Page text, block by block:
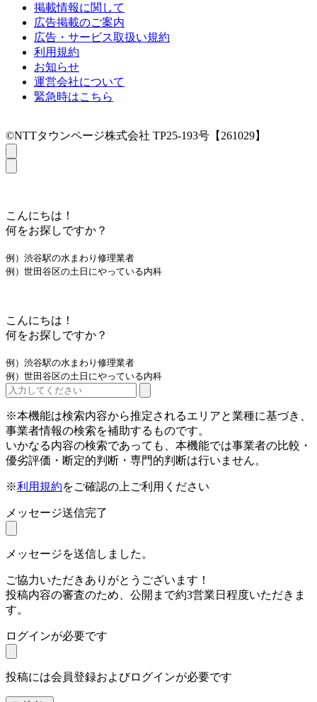
掲載情報に関して
広告掲載のご案内
広告・サービス取扱い規約
利用規約
お知らせ
運営会社について
緊急時はこちら
©NTTタウンページ株式会社 TP25-193号【261029】
こんにちは！
何をお探しですか？
例）渋谷駅の水まわり修理業者
例）世田谷区の土日にやっている内科
こんにちは！
何をお探しですか？
例）渋谷駅の水まわり修理業者
例）世田谷区の土日にやっている内科
※本機能は検索内容から推定されるエリアと業種に基づき、
事業者情報の検索を補助するものです。
いかなる内容の検索であっても、本機能では事業者の比較・
優劣評価・断定的判断・専門的判断は行いません。
※利用規約をご確認の上ご利用ください
メッセージ送信完了
メッセージを送信しました。
ご協力いただきありがとうございます！
投稿内容の審査のため、公開まで約3営業日程度いただきま
す。
ログインが必要です
投稿には会員登録およびログインが必要です